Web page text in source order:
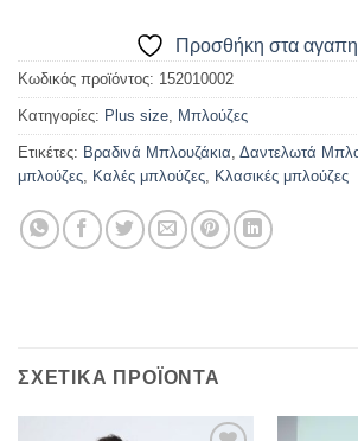
Προσθήκη στα
Κωδικός προϊόντος: 152010002
Κατηγορίες: Plus size, Μπλούζες
Ετικέτες: Βραδινά Μπλουζάκια, Δαντελωτά
μπλούζες, Καλές μπλούζες, Κλασικές μπλούζες
ΣΧΕΤΙΚΆ ΠΡΟΪΌΝΤΑ